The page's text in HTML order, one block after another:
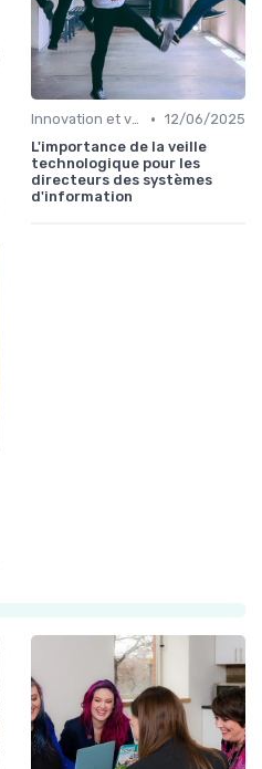
Innovation et veille technologique • 12/06/2025
L'importance de la veille
technologique pour les
directeurs des systèmes
d'information